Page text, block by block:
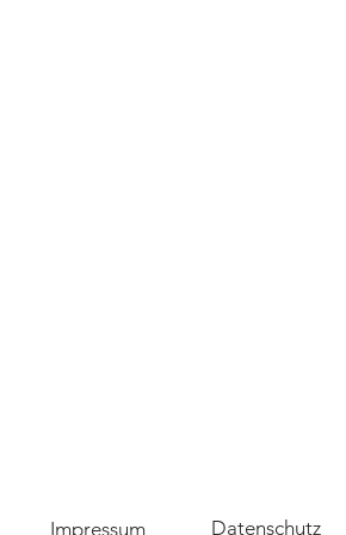
Impressum Datenschutz